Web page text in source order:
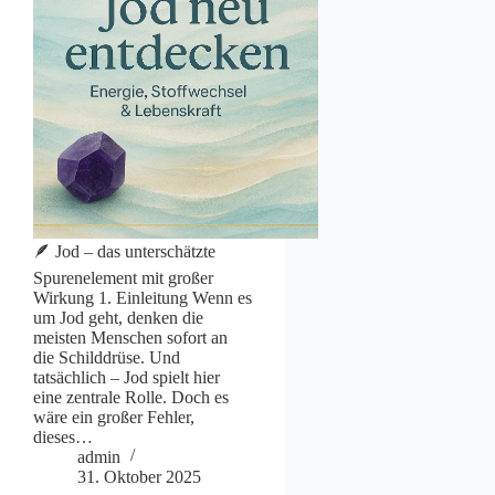
🪶 Jod – das unterschätzte
Spurenelement mit großer
Wirkung 1. Einleitung Wenn es
um Jod geht, denken die
meisten Menschen sofort an
die Schilddrüse. Und
tatsächlich – Jod spielt hier
eine zentrale Rolle. Doch es
wäre ein großer Fehler,
dieses…
admin
31. Oktober 2025